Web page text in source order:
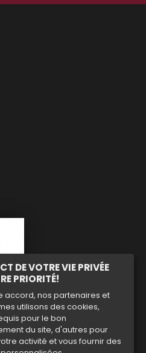
DE VOTRE VIE PRIVÉE
PRIORITÉ!
accord, nos partenaires et
utilisons des cookies,
pour le bon
du site, d'autres pour
activité et vous fournir des